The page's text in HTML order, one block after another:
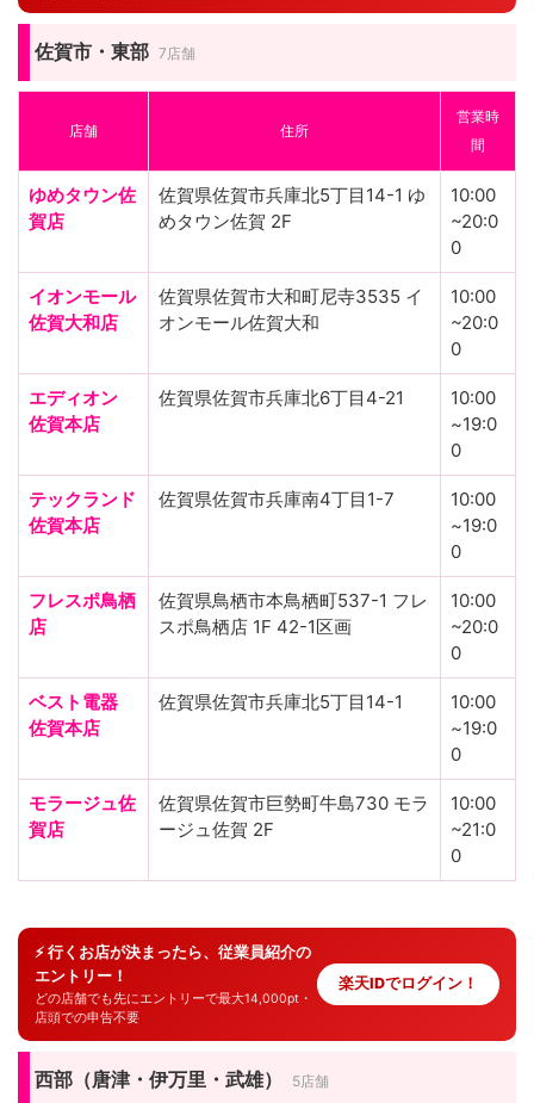
佐賀市・東部 7店舗
店舗 住所
営業時
間
ゆめタウン佐
賀店
佐賀県佐賀市兵庫北5丁目14-1 ゆ
めタウン佐賀 2F
10:00
~20:0
0
イオンモール
佐賀大和店
佐賀県佐賀市大和町尼寺3535 イ
オンモール佐賀大和
10:00
~20:0
0
エディオン
佐賀本店
佐賀県佐賀市兵庫北6丁目4-21
10:00
~19:0
0
テックランド
佐賀本店
佐賀県佐賀市兵庫南4丁目1-7
10:00
~19:0
0
フレスポ鳥栖
店
佐賀県鳥栖市本鳥栖町537-1 フレ
スポ鳥栖店 1F 42-1区画
10:00
~20:0
0
ベスト電器
佐賀本店
佐賀県佐賀市兵庫北5丁目14-1
10:00
~19:0
0
モラージュ佐
賀店
佐賀県佐賀市巨勢町牛島730 モラ
ージュ佐賀 2F
10:00
~21:0
0
⚡ 行くお店が決まったら、従業員紹介の
エントリー！
どの店舗でも先にエントリーで最大14,000pt・
店頭での申告不要
楽天IDでログイン！
西部（唐津・伊万里・武雄） 5店舗